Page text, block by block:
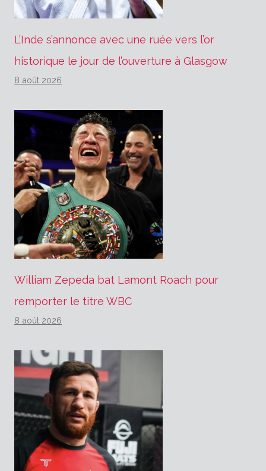
L’Inde s’annonce avec une ruée vers l’or
historique le jour de l’ouverture à Glasgow
8 août 2026
William Zepeda bat Lamont Roach pour
remporter le titre WBC
8 août 2026